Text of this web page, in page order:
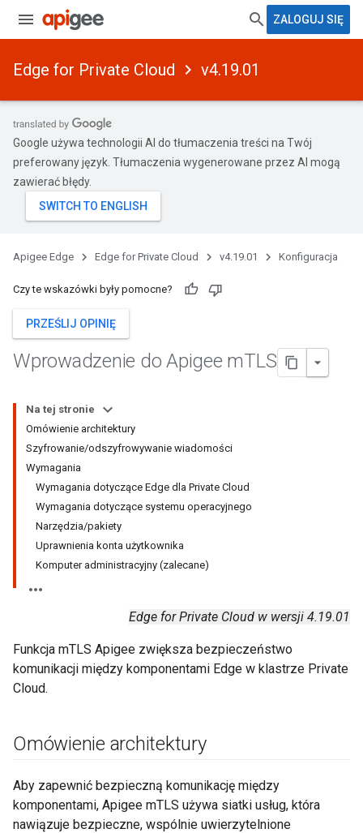
ZALOGUJ SIĘ
Edge for Private Cloud v4.19.01
Google używa technologii AI do tłumaczenia treści na Twój
preferowany język. Tłumaczenia wygenerowane przez AI mogą
zawierać błędy.
Apigee Edge Edge for Private Cloud v4.19.01 Konfiguracja
Czy te wskazówki były pomocne?
PRZEŚLIJ OPINIĘ
Wprowadzenie do Apigee mTLS
Na tej stronie
Omówienie architektury
Szyfrowanie/odszyfrowywanie wiadomości
Wymagania
Wymagania dotyczące Edge dla Private Cloud
Wymagania dotyczące systemu operacyjnego
Narzędzia/pakiety
Uprawnienia konta użytkownika
Komputer administracyjny (zalecane)
Edge for Private Cloud w wersji 4.19.01
Funkcja mTLS Apigee zwiększa bezpieczeństwo
komunikacji między komponentami Edge w klastrze Private
Cloud.
Omówienie architektury
Aby zapewnić bezpieczną komunikację między
komponentami, Apigee mTLS używa siatki usług, która
nawiązuje bezpieczne, wspólnie uwierzytelnione